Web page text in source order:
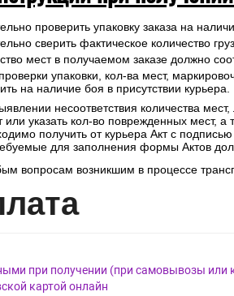
проверить упаковку заказа на
сверить фактическое количество
мест в получаемом заказе должно
упаковки, кол-ва мест,
на наличие боя в присутствии курьера.
несоответствия количества
или указать кол-во поврежденных мест,
получить от курьера Акт с
для заполнения формы Актов
вопросам возникшим в процессе
ата
при получении (при самовывозы или
картой онлайн